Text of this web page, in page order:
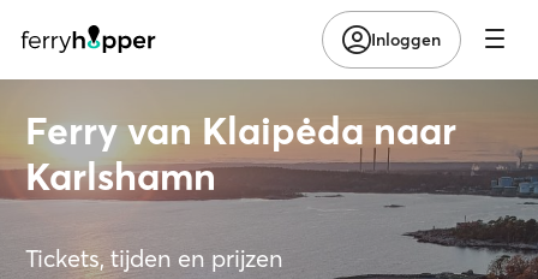
Inloggen
Ferry van Klaipėda naar
Karlshamn
Tickets, tijden en prijzen